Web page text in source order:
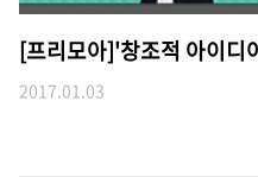
[프리모아]'창조적 아이디
2017.01.03